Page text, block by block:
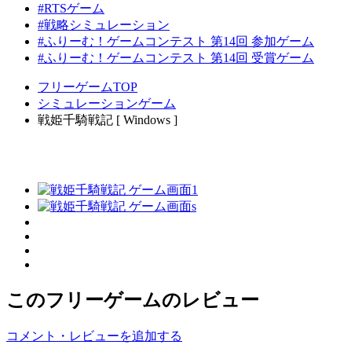
#RTSゲーム
#戦略シミュレーション
#ふりーむ！ゲームコンテスト 第14回 参加ゲーム
#ふりーむ！ゲームコンテスト 第14回 受賞ゲーム
フリーゲームTOP
シミュレーションゲーム
戦姫千騎戦記 [ Windows ]
このフリーゲームのレビュー
コメント・レビューを追加する